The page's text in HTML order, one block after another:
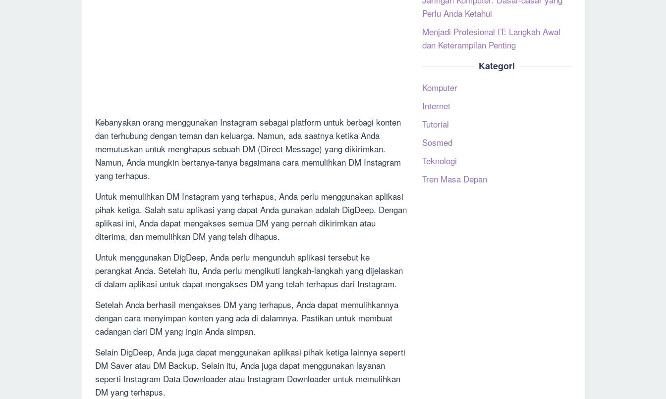
Kebanyakan orang menggunakan Instagram sebagai platform untuk berbagi konten
dan terhubung dengan teman dan keluarga. Namun, ada saatnya ketika Anda
memutuskan untuk menghapus sebuah DM (Direct Message) yang dikirimkan.
Namun, Anda mungkin bertanya-tanya bagaimana cara memulihkan DM Instagram
yang terhapus.
Untuk memulihkan DM Instagram yang terhapus, Anda perlu menggunakan aplikasi
pihak ketiga. Salah satu aplikasi yang dapat Anda gunakan adalah DigDeep. Dengan
aplikasi ini, Anda dapat mengakses semua DM yang pernah dikirimkan atau
diterima, dan memulihkan DM yang telah dihapus.
Untuk menggunakan DigDeep, Anda perlu mengunduh aplikasi tersebut ke
perangkat Anda. Setelah itu, Anda perlu mengikuti langkah-langkah yang dijelaskan
di dalam aplikasi untuk dapat mengakses DM yang telah terhapus dari Instagram.
Setelah Anda berhasil mengakses DM yang terhapus, Anda dapat memulihkannya
dengan cara menyimpan konten yang ada di dalamnya. Pastikan untuk membuat
cadangan dari DM yang ingin Anda simpan.
Selain DigDeep, Anda juga dapat menggunakan aplikasi pihak ketiga lainnya seperti
DM Saver atau DM Backup. Selain itu, Anda juga dapat menggunakan layanan
seperti Instagram Data Downloader atau Instagram Downloader untuk memulihkan
DM yang terhapus.
Perlu Anda Ketahui
Menjadi Profesional IT: Langkah Awal
dan Keterampilan Penting
Kategori
Komputer
Internet
Tutorial
Sosmed
Teknologi
Tren Masa Depan